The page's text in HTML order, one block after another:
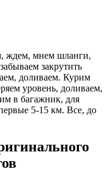
ждем, мнем шланги,
закрутить
доливаем. Курим
уровень, доливаем,
в багажник, для
5-15 км. Все, до